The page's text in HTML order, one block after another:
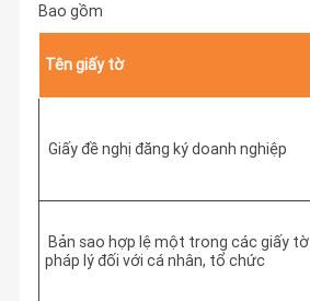
Bao gồm
Tên giấy tờ
Giấy đề nghị đăng ký doanh nghiệp
Bản sao hợp lệ một trong các giấy tờ
pháp lý đối với cá nhân, tổ chức